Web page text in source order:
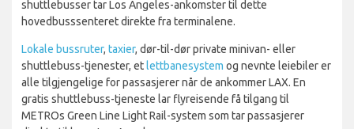
shuttlebusser tar Los Angeles-ankomster til dette
hovedbusssenteret direkte fra terminalene.
Lokale bussruter, taxier, dør-til-dør private minivan- eller
shuttlebuss-tjenester, etlettbanesystem og nevnte leiebiler er
alle tilgjengelige for passasjerer når de ankommer LAX. En
gratis shuttlebuss-tjeneste lar flyreisende få tilgang til
METROs Green Line Light Rail-system som tar passasjerer